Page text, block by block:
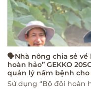
🗣Nhà nông chia sẻ về
hoàn hảo” GEKKO
quản lý nấm bệnh cho
Sử dụng “Bộ đôi hoàn